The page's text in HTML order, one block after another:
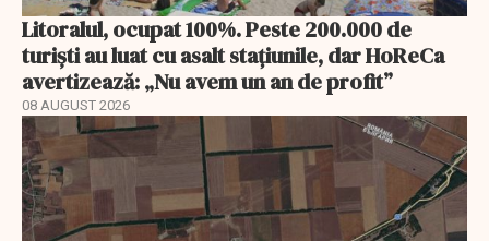
Litoralul, ocupat 100%. Peste 200.000 de
turiști au luat cu asalt stațiunile, dar HoReCa
avertizează: „Nu avem un an de profit”
08 AUGUST 2026